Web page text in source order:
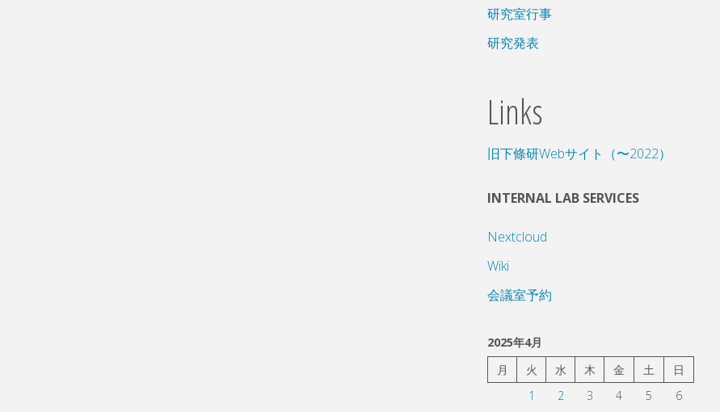
研究室行事
研究発表
Links
旧下條研Webサイト（〜2022）
INTERNAL LAB SERVICES
Nextcloud
Wiki
会議室予約
2025年4月
月
火 水 木 金 土
日
1
2 3 4 5
6